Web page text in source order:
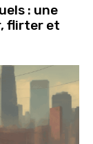
: une
flirter et